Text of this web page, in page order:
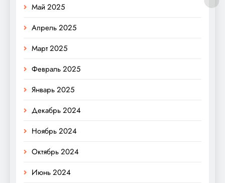
Май 2025
Апрель 2025
Март 2025
Февраль 2025
Январь 2025
Декабрь 2024
Ноябрь 2024
Октябрь 2024
Июнь 2024